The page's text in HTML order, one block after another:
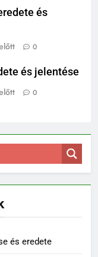
és
0
és jelentése
0
és eredete